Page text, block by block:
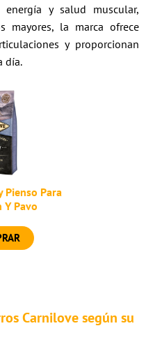
y salud muscular,
mayores, la marca ofrece
y proporcionan
día.
Pienso Para
Y Pavo
Carnilove según su